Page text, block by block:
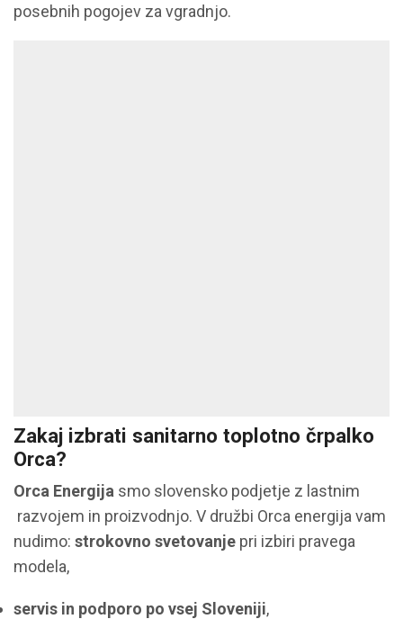
posebnih pogojev za vgradnjo.
Zakaj izbrati sanitarno toplotno črpalko
Orca?
Orca Energija smo slovensko podjetje z lastnim
razvojem in proizvodnjo. V družbi Orca energija vam
nudimo: strokovno svetovanje pri izbiri pravega
modela,
servis in podporo po vsej Sloveniji,